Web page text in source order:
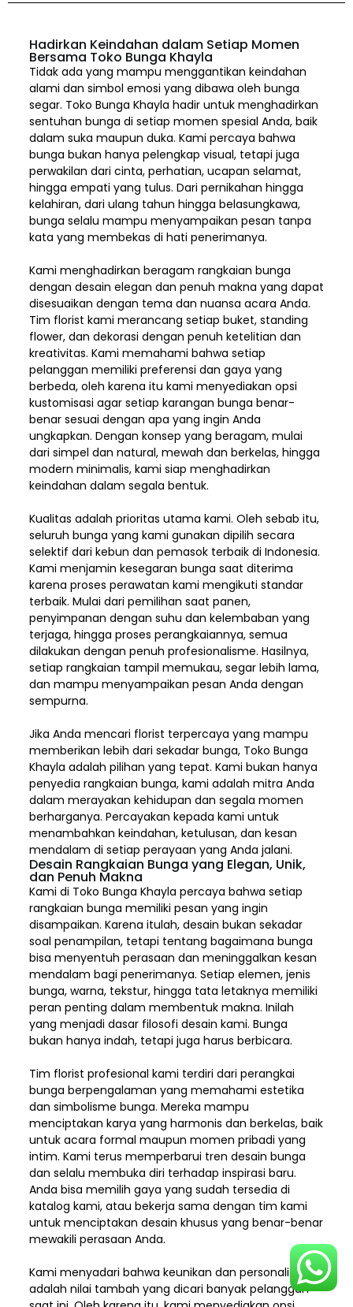
Hadirkan Keindahan dalam Setiap Momen
Bersama Toko Bunga Khayla
Tidak ada yang mampu menggantikan keindahan
alami dan simbol emosi yang dibawa oleh bunga
segar. Toko Bunga Khayla hadir untuk menghadirkan
sentuhan bunga di setiap momen spesial Anda, baik
dalam suka maupun duka. Kami percaya bahwa
bunga bukan hanya pelengkap visual, tetapi juga
perwakilan dari cinta, perhatian, ucapan selamat,
hingga empati yang tulus. Dari pernikahan hingga
kelahiran, dari ulang tahun hingga belasungkawa,
bunga selalu mampu menyampaikan pesan tanpa
kata yang membekas di hati penerimanya.
Kami menghadirkan beragam rangkaian bunga
dengan desain elegan dan penuh makna yang dapat
disesuaikan dengan tema dan nuansa acara Anda.
Tim florist kami merancang setiap buket, standing
flower, dan dekorasi dengan penuh ketelitian dan
kreativitas. Kami memahami bahwa setiap
pelanggan memiliki preferensi dan gaya yang
berbeda, oleh karena itu kami menyediakan opsi
kustomisasi agar setiap karangan bunga benar-
benar sesuai dengan apa yang ingin Anda
ungkapkan. Dengan konsep yang beragam, mulai
dari simpel dan natural, mewah dan berkelas, hingga
modern minimalis, kami siap menghadirkan
keindahan dalam segala bentuk.
Kualitas adalah prioritas utama kami. Oleh sebab itu,
seluruh bunga yang kami gunakan dipilih secara
selektif dari kebun dan pemasok terbaik di Indonesia.
Kami menjamin kesegaran bunga saat diterima
karena proses perawatan kami mengikuti standar
terbaik. Mulai dari pemilihan saat panen,
penyimpanan dengan suhu dan kelembaban yang
terjaga, hingga proses perangkaiannya, semua
dilakukan dengan penuh profesionalisme. Hasilnya,
setiap rangkaian tampil memukau, segar lebih lama,
dan mampu menyampaikan pesan Anda dengan
sempurna.
Jika Anda mencari florist terpercaya yang mampu
memberikan lebih dari sekadar bunga, Toko Bunga
Khayla adalah pilihan yang tepat. Kami bukan hanya
penyedia rangkaian bunga, kami adalah mitra Anda
dalam merayakan kehidupan dan segala momen
berharganya. Percayakan kepada kami untuk
menambahkan keindahan, ketulusan, dan kesan
mendalam di setiap perayaan yang Anda jalani.
Desain Rangkaian Bunga yang Elegan, Unik,
dan Penuh Makna
Kami di Toko Bunga Khayla percaya bahwa setiap
rangkaian bunga memiliki pesan yang ingin
disampaikan. Karena itulah, desain bukan sekadar
soal penampilan, tetapi tentang bagaimana bunga
bisa menyentuh perasaan dan meninggalkan kesan
mendalam bagi penerimanya. Setiap elemen, jenis
bunga, warna, tekstur, hingga tata letaknya memiliki
peran penting dalam membentuk makna. Inilah
yang menjadi dasar filosofi desain kami. Bunga
bukan hanya indah, tetapi juga harus berbicara.
Tim florist profesional kami terdiri dari perangkai
bunga berpengalaman yang memahami estetika
dan simbolisme bunga. Mereka mampu
menciptakan karya yang harmonis dan berkelas, baik
untuk acara formal maupun momen pribadi yang
intim. Kami terus memperbarui tren desain bunga
dan selalu membuka diri terhadap inspirasi baru.
Anda bisa memilih gaya yang sudah tersedia di
katalog kami, atau bekerja sama dengan tim kami
untuk menciptakan desain khusus yang benar-benar
mewakili perasaan Anda.
Kami menyadari bahwa keunikan dan personalisasi
adalah nilai tambah yang dicari banyak pelanggan